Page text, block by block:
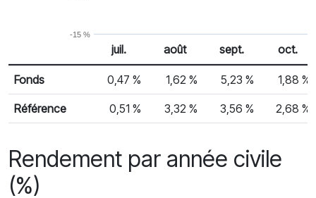
-15 %
Rendement mensuel
% Rendement
juil. août sept. oct.
Fonds 0,47 % 1,62 % 5,23 % 1,88 %
Référence 0,51 % 3,32 % 3,56 % 2,68 %
Rendement par année civile
(%)